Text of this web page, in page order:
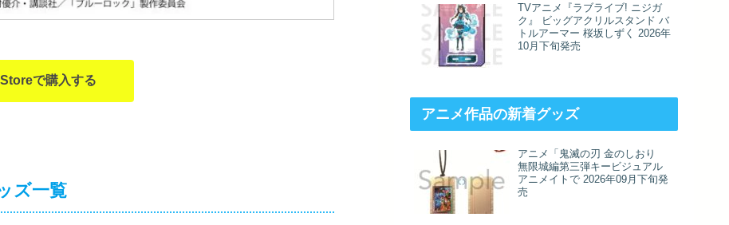
で購入する
ズ一覧
TVアニメ『ラブライブ! ニジガ
ク』 ビッグアクリルスタンド バ
トルアーマー 桜坂しずく 2026年
10月下旬発売
アニメ作品の新着グッズ
アニメ「鬼滅の刃 金のしおり
無限城編第三弾キービジュアル
アニメイトで 2026年09月下旬発
売